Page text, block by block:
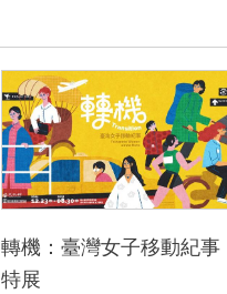
轉機：臺灣女子移動紀事
特展